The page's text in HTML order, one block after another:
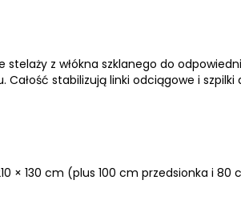
stelaży z włókna szklanego do
stabilizują linki odciągowe i szpilki
× 130 cm (plus 100 cm przedsionka i 80